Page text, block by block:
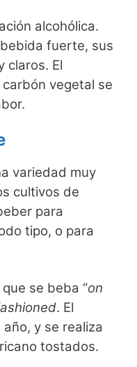
alcohólica.
fuerte, sus
claros. El
vegetal se
variedad muy
cultivos de
para
tipo, o para
se beba “on
. El
y se realiza
tostados.